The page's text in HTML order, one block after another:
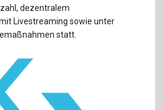
dezentralem
Livestreaming sowie unter
statt.